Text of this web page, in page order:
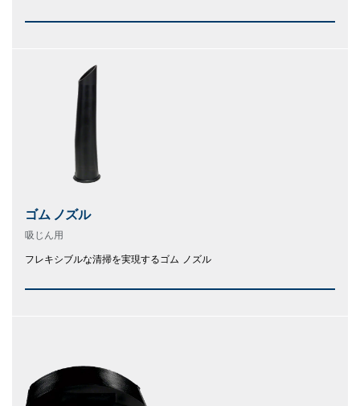
ゴム ノズル
吸じん用
フレキシブルな清掃を実現するゴム ノズル